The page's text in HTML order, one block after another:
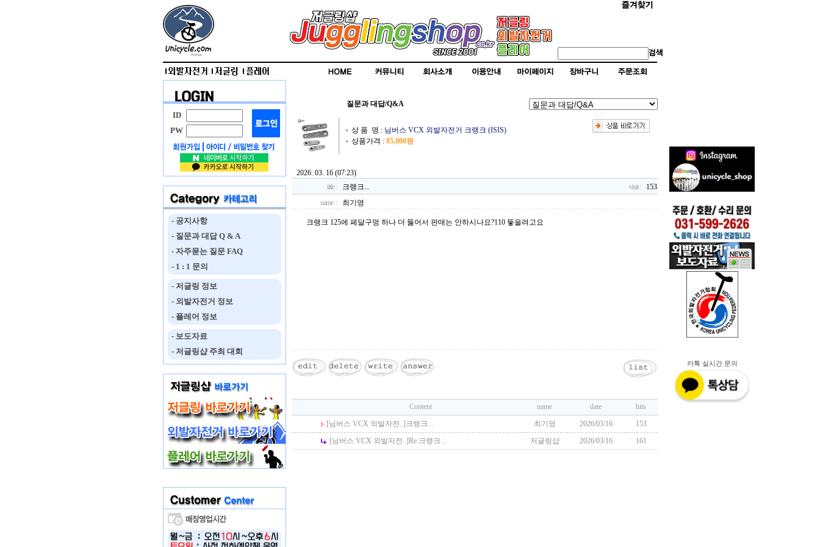
ID
PW
- 공지사항
- 질문과 대답 Q & A
- 자주묻는 질문 FAQ
- 1 : 1 문의
- 저글링 정보
- 외발자전거 정보
- 플레어 정보
- 보도자료
- 저글링샵 주최 대회
질문과 대답/Q&A
상 품 명 : 님버스 VCX 외발자전거 크랭크 (ISIS)
상품가격 : 85,000원
2026. 03. 16 (07:23)
title :
크랭크... visit :
153
name :
최기영
크랭크 125에 페달구멍 하나 더 뚫어서 판매는 안하시나요?110 뚷을려고요
Content name date
hits
[님버스 VCX 외발자전..] 크랭크... 최기영 2026/03/16
153
[님버스 VCX 외발자전..]Re:크랭크... 저글링샵 2026/03/16 161
카톡 실시간 문의